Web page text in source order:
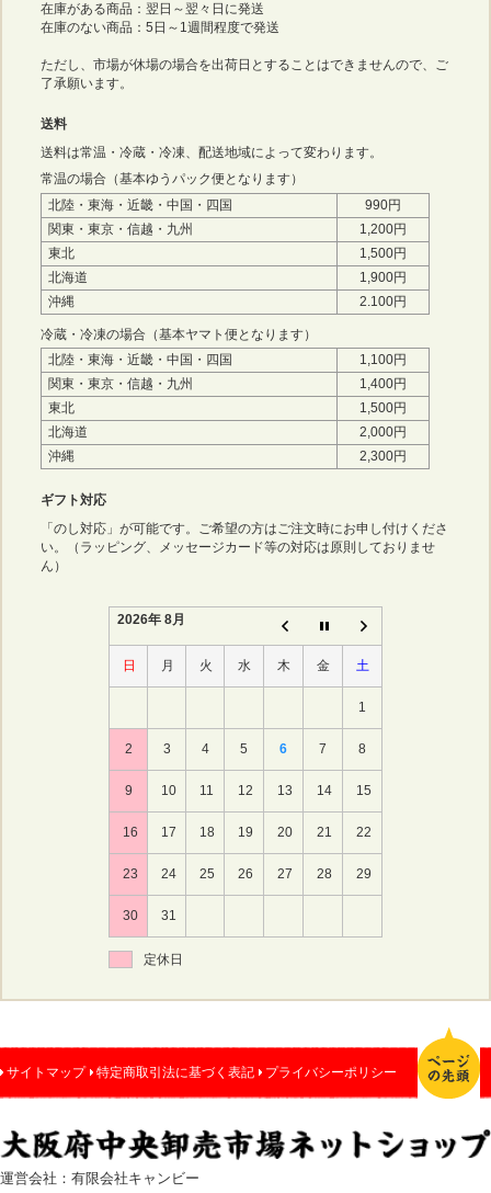
在庫がある商品：翌日～翌々日に発送
在庫のない商品：5日～1週間程度で発送
ただし、市場が休場の場合を出荷日とすることはできませんので、ご
了承願います。
送料
送料は常温・冷蔵・冷凍、配送地域によって変わります。
常温の場合（基本ゆうパック便となります）
北陸・東海・近畿・中国・四国
990円
関東・東京・信越・九州
1,200円
東北
1,500円
北海道
1,900円
沖縄
2.100円
冷蔵・冷凍の場合（基本ヤマト便となります）
北陸・東海・近畿・中国・四国
1,100円
関東・東京・信越・九州
1,400円
東北
1,500円
北海道
2,000円
沖縄
2,300円
ギフト対応
「のし対応」が可能です。ご希望の方はご注文時にお申し付けくださ
い。（ラッピング、メッセージカード等の対応は原則しておりませ
ん）
2026年 8月
日 月 火 水 木 金 土
1
2 3 4 5 6 7 8
9 10 11 12 13 14 15
16 17 18 19 20 21 22
23 24 25 26 27 28 29
30 31
定休日
サイトマップ 特定商取引法に基づく表記 プライバシーポリシー
運営会社：有限会社キャンビー